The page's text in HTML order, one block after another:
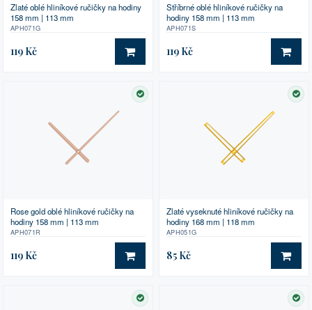
Zlaté oblé hliníkové ručičky na hodiny
158 mm | 113 mm
APH071G
119 Kč DO KOŠÍKU
Stříbrné oblé hliníkové ručičky na
hodiny 158 mm | 113 mm
APH071S
119 Kč DO
SKLADEM
Rose gold oblé hliníkové ručičky na
hodiny 158 mm | 113 mm
APH071R
119 Kč DO KOŠÍKU
Zlaté vyseknuté hliníkové ručičky na
hodiny 168 mm | 118 mm
APH051G
85 Kč DO
SKLADEM